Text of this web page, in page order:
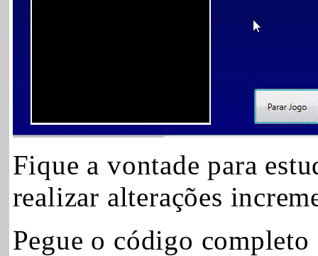
Fique a vontade para
realizar alterações
Pegue o código